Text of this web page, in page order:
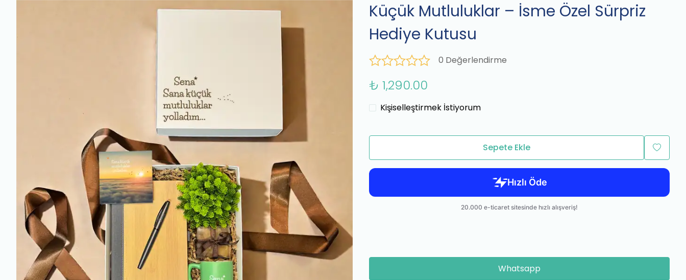
Küçük Mutluluklar – İsme Özel Sürpriz
Hediye Kutusu
0 Değerlendirme
₺ 1,290.00
Kişiselleştirmek İstiyorum
Sepete Ekle
Whatsapp